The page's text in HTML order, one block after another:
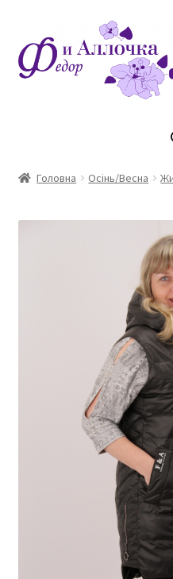
до
навігації
до
контенту
Головна Осінь/Весна